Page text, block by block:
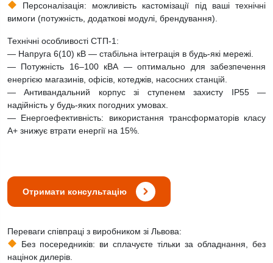
Персоналізація: можливість кастомізації під ваші технічні
вимоги (потужність, додаткові модулі, брендування).
Технічні особливості СТП-1:
— Напруга 6(10) кВ — стабільна інтеграція в будь-які мережі.
— Потужність 16–100 кВА — оптимально для забезпечення
енергією магазинів, офісів, котеджів, насосних станцій.
— Антивандальний корпус зі ступенем захисту IP55 —
надійність у будь-яких погодних умовах.
— Енергоефективність: використання трансформаторів класу
А+ знижує втрати енергії на 15%.
Отримати консультацію
Переваги співпраці з виробником зі Львова:
Без посередників: ви сплачуєте тільки за обладнання, без
націнок дилерів.